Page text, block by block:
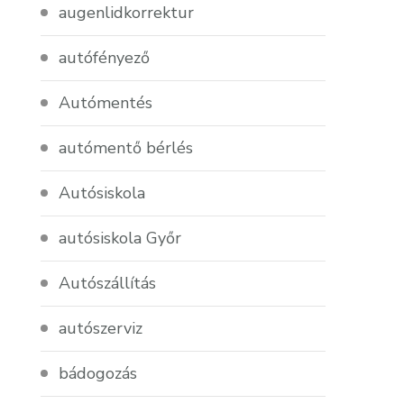
augenlidkorrektur
autófényező
Autómentés
autómentő bérlés
Autósiskola
autósiskola Győr
Autószállítás
autószerviz
bádogozás